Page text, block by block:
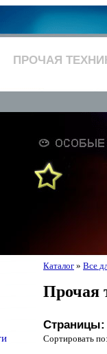
ПРОЧАЯ
Каталог » Все
Прочая
Страницы:
Сортировать